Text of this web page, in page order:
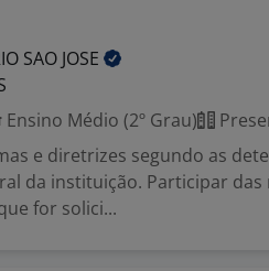
SAO JOSE
Ensino Médio (2º Grau)
e diretrizes segundo as
da instituição. Participar das
for solici...